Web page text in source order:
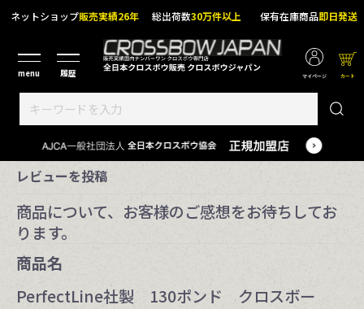
ネットショップ販売実績26年 総出荷数30万件以上 保有在庫商品即日発送
マイページ カート
レビューを投稿
商品について、お客様のご感想をお待ちしてお
ります。
商品名
PerfectLine社製 130ポンド クロスボー